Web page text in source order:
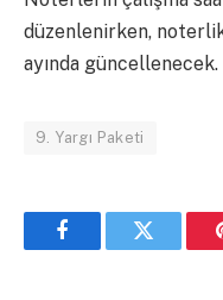
düzenlenirken,
ayında güncellenecek.
9. Yargı Paketi
FacebookTwitter